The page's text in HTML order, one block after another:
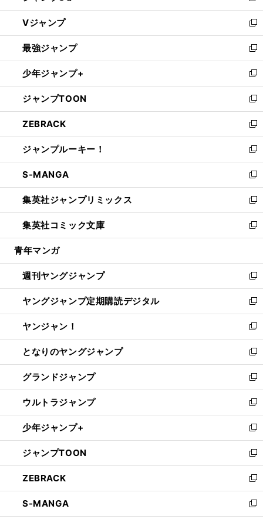
ウ
ィ
ン
ド
ウ
で
開
く
し
い
ウ
ィ
ン
ド
ウ
で
開
く
Vジャンプ
新
し
い
ウ
ィ
ン
ド
ウ
で
開
く
最強ジャンプ
新
し
い
ウ
ィ
ン
ド
ウ
で
開
く
少年ジャンプ+
新
し
い
ウ
ィ
ン
ド
ウ
で
開
く
ジャンプTOON
新
し
い
ウ
ィ
ン
ド
ウ
で
開
く
ZEBRACK
新
し
い
ウ
ィ
ン
ド
ウ
で
開
ジャンプルーキー！
新
し
い
ウ
ィ
ン
ド
ウ
開
く
S-MANGA
新
し
い
ウ
ィ
ン
ウ
で
開
く
集英社ジャンプリミックス
新
し
い
ウ
ン
ド
ウ
で
開
く
集英社コミック文庫
新
し
ウ
ィ
ン
ド
ウ
で
開
く
青年マンガ
週刊ヤングジャンプ
新
し
い
ウ
ィ
ン
ド
ウ
で
開
く
ヤングジャンプ定期購読デジタル
新
し
い
ウ
ィ
ン
ド
ウ
で
開
く
ヤンジャン！
新
し
い
ウ
ィ
ン
ド
ウ
で
開
く
となりのヤングジャンプ
新
し
い
ウ
ィ
ン
ド
ウ
で
開
く
グランドジャンプ
新
し
い
ウ
ィ
ン
ド
ウ
で
開
く
ウルトラジャンプ
新
し
い
ウ
ィ
ン
ド
ウ
で
開
少年ジャンプ+
新
し
い
ウ
ィ
ン
ド
ウ
ジャンプTOON
新
し
い
ウ
ィ
ZEBRACK
新
し
い
S-MANGA
新